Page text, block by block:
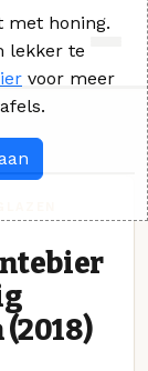
met honing.
lekker te
voor meer